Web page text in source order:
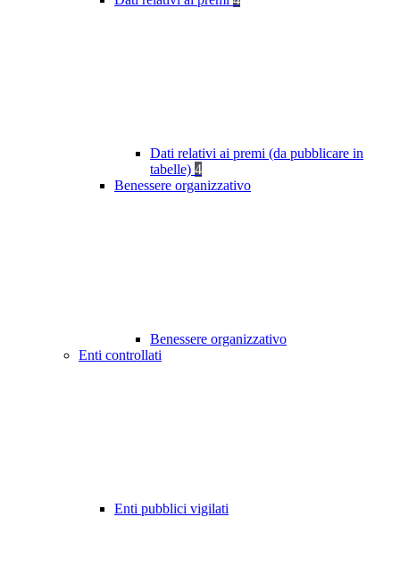
Dati relativi ai premi (da pubblicare in
tabelle) 4
Benessere organizzativo
Benessere organizzativo
Enti controllati
Enti pubblici vigilati